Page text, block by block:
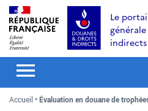
Aller
au
contenu
Aller
recherche
Aller
au
menu
Le
indirects
Accueil Évaluation en douane de